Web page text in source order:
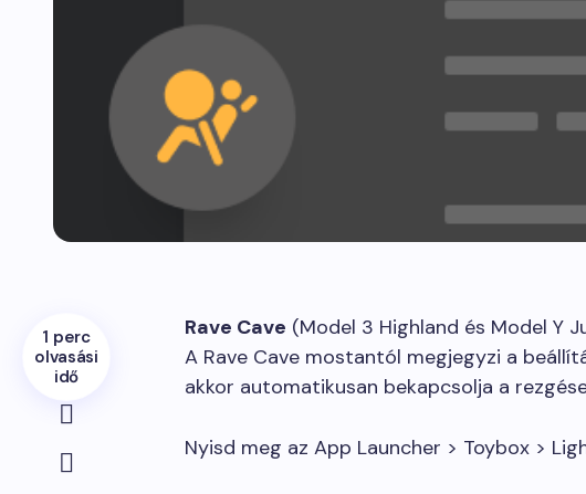
1 perc
olvasási
idő
Rave Cave (Model 3 Highland és Model Y
A Rave Cave mostantól megjegyzi a
akkor automatikusan bekapcsolja a
Nyisd meg az App Launcher > Toybox >